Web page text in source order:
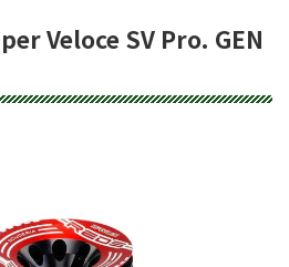
Veloce SV Pro. GEN